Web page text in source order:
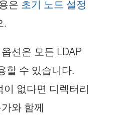
은 초기 노드 설정
.
션은 모든 LDAP
할 수 있습니다.
이 없다면 디렉터리
와 함께